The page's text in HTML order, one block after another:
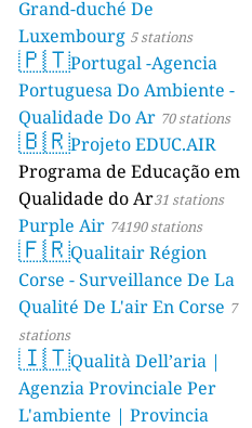
Grand-duché De
Luxembourg 5 stations
🇵🇹Portugal -Agencia
Portuguesa Do Ambiente -
Qualidade Do Ar 70 stations
🇧🇷Projeto EDUC.AIR
Programa de Educação em
Qualidade do Ar31 stations
Purple Air 74190 stations
🇫🇷Qualitair Région
Corse - Surveillance De La
Qualité De L'air En Corse 7
stations
🇮🇹Qualità Dell’aria |
Agenzia Provinciale Per
L'ambiente | Provincia